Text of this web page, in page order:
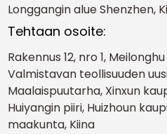
Longgangin alue Shenzhen,
Tehtaan osoite:
Rakennus 12, nro 1,
Valmistavan teollisuuden
Maalaispuutarha, Xinxun
Huiyangin piiri, Huizhoun
maakunta, Kiina